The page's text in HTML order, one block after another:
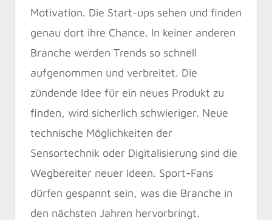
Motivation. Die Start-ups sehen und finden
genau dort ihre Chance. In keiner anderen
Branche werden Trends so schnell
aufgenommen und verbreitet. Die
zündende Idee für ein neues Produkt zu
finden, wird sicherlich schwieriger. Neue
technische Möglichkeiten der
Sensortechnik oder Digitalisierung sind die
Wegbereiter neuer Ideen. Sport-Fans
dürfen gespannt sein, was die Branche in
den nächsten Jahren hervorbringt.